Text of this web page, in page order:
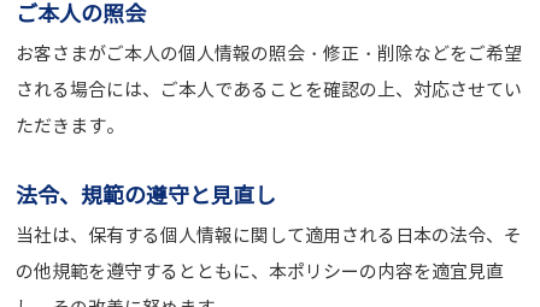
ご本人の照会
お客さまがご本人の個人情報の照会・修正・削除などをご希望
される場合には、ご本人であることを確認の上、対応させてい
ただきます。
法令、規範の遵守と見直し
当社は、保有する個人情報に関して適用される日本の法令、そ
の他規範を遵守するとともに、本ポリシーの内容を適宜見直